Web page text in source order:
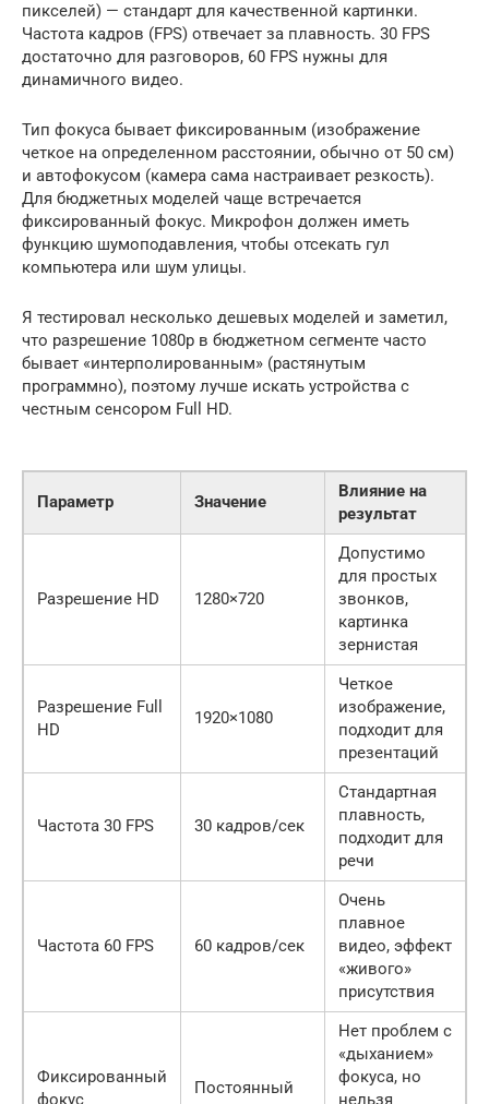
пикселей) — стандарт для качественной картинки.
Частота кадров (FPS) отвечает за плавность. 30 FPS
достаточно для разговоров, 60 FPS нужны для
динамичного видео.
Тип фокуса бывает фиксированным (изображение
четкое на определенном расстоянии, обычно от 50 см)
и автофокусом (камера сама настраивает резкость).
Для бюджетных моделей чаще встречается
фиксированный фокус. Микрофон должен иметь
функцию шумоподавления, чтобы отсекать гул
компьютера или шум улицы.
Я тестировал несколько дешевых моделей и заметил,
что разрешение 1080p в бюджетном сегменте часто
бывает «интерполированным» (растянутым
программно), поэтому лучше искать устройства с
честным сенсором Full HD.
Параметр Значение
Влияние на
результат
Разрешение HD 1280×720
Допустимо
для простых
звонков,
картинка
зернистая
Разрешение Full
HD
1920×1080
Четкое
изображение,
подходит для
презентаций
Частота 30 FPS 30 кадров/сек
Стандартная
плавность,
подходит для
речи
Частота 60 FPS 60 кадров/сек
Очень
плавное
видео, эффект
«живого»
присутствия
Фиксированный
фокус
Постоянный
Нет проблем с
«дыханием»
фокуса, но
нельзя